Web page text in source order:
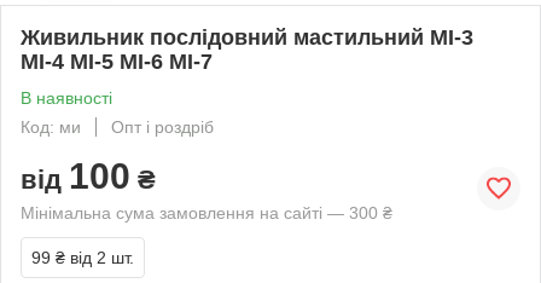
Живильник послідовний мастильний МІ-3
МІ-4 МІ-5 МІ-6 МІ-7
В наявності
Код: ми
Опт і роздріб
від 100 ₴
Мінімальна сума замовлення на сайті — 300 ₴
99 ₴ від 2 шт.